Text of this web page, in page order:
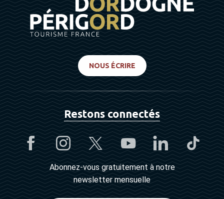
NOUS ÉCRIRE
Restons connectés
Abonnez-vous gratuitement à notre
newsletter mensuelle